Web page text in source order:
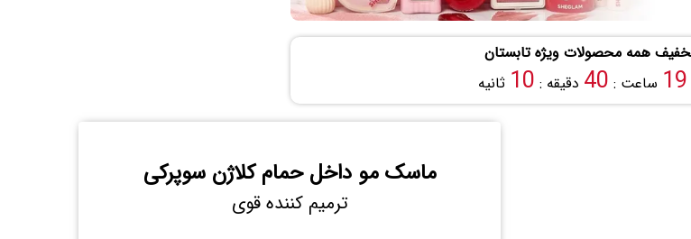
-
19ساعت :40دقیقه :9 ثانیه
ماسک مو داخل حمام کلاژن سوپرکی
ترمیم کننده قوی